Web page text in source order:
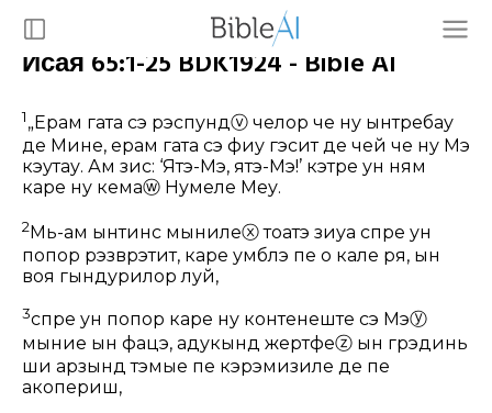
Исая 65:1-25 BDK1924 - Bible AI
1„Ерам гата сэ рэспундⓥ челор че ну ынтребау
де Мине, ерам гата сэ фиу гэсит де чей че ну Мэ
кэутау. Ам зис: ‘Ятэ-Мэ, ятэ-Мэ!’ кэтре ун ням
каре ну кемаⓦ Нумеле Меу.
2 Мь-ам ынтинс мынилеⓧтоатэ зиуа спре ун
попор рэзврэтит, каре умблэ пе о кале ря, ын
воя гындурилор луй,
3спре ун попор каре ну контенеште сэ Мэⓨ
мыние ын фацэ, адукынд жертфеⓩ ын грэдинь
ши арзынд тэмые пе кэрэмизиле де пе
акопериш,